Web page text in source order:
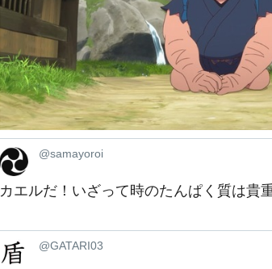
@samayoroi
カエルだ！いざって時のたんぱく質は貴
@GATARI03